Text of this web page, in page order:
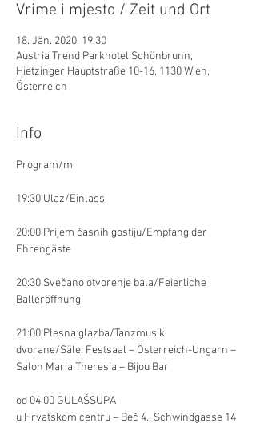
Vrime i mjesto / Zeit und Ort
18. Jän. 2020, 19:30
Austria Trend Parkhotel Schönbrunn,
Hietzinger Hauptstraße 10-16, 1130 Wien,
Österreich
Info
20:00 Prijem časnih gostiju/Empfang der
20:30 Svečano otvorenje bala/Feierliche
21:00 Plesna glazba/Tanzmusik
dvorane/Säle: Festsaal – Österreich-Ungarn –
od 04:00 GULAŠSUPA
u Hrvatskom centru – Beč 4., Schwindgasse 14